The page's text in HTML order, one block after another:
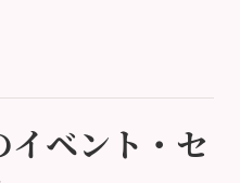
ベント・セ